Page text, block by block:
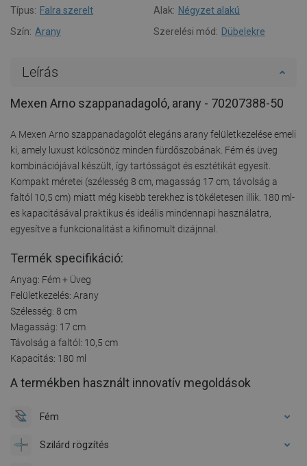
Típus: Falra szerelt Alak: Négyzet alakú
Szín: Arany Szerelési mód: Dübelekre
Leírás
Mexen Arno szappanadagoló, arany - 70207388-50
A Mexen Arno szappanadagolót elegáns arany felületkezelése emeli
ki, amely luxust kölcsönöz minden fürdőszobának. Fém és üveg
kombinációjával készült, így tartósságot és esztétikát egyesít.
Kompakt méretei (szélesség 8 cm, magasság 17 cm, távolság a
faltól 10,5 cm) miatt még kisebb terekhez is tökéletesen illik. 180 ml-
es kapacitásával praktikus és ideális mindennapi használatra,
egyesítve a funkcionalitást a kifinomult dizájnnal.
Termék specifikáció:
Anyag: Fém + Üveg
Felületkezelés: Arany
Szélesség: 8 cm
Magasság: 17 cm
Távolság a faltól: 10,5 cm
Kapacitás: 180 ml
A termékben használt innovatív megoldások
Fém
Szilárd rögzítés